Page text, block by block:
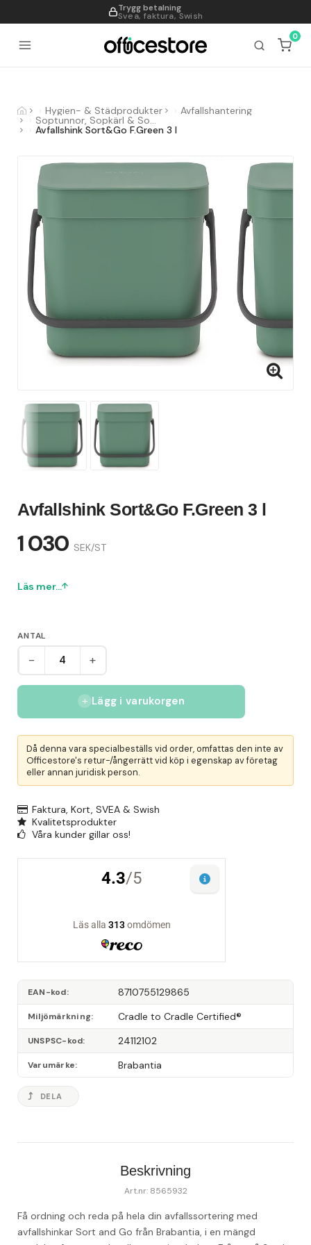
Trygg betalning
Svea, faktura, Swish
995
0
Hygien- & Städprodukter Avfallshantering
Soptunnor, Sopkärl & Sopsorteringskärl
Avfallshink Sort&Go F.Green 3 l
Avfallshink Sort&Go F.Green 3 l
1 030 SEK/ST
Läs mer...
ANTAL
- +
Lägg i varukorgen
Då denna vara specialbeställs vid order, omfattas den inte av
Officestore's retur-/ångerrätt vid köp i egenskap av företag
eller annan juridisk person.
Faktura, Kort, SVEA & Swish
Kvalitetsprodukter
Våra kunder gillar oss!
EAN-kod 8710755129865
Miljömärkning Cradle to Cradle Certified®
UNSPSC-kod 24112102
Varumärke Brabantia
DELA
Beskrivning
Art.nr: 8565932
Få ordning och reda på hela din avfallssortering med
avfallshinkar Sort and Go från Brabantia, i en mängd